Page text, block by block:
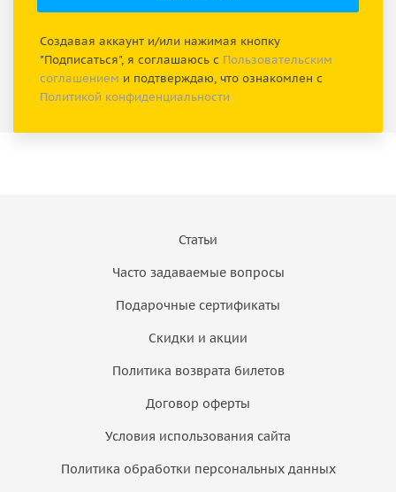
Создавая аккаунт и/или нажимая кнопку
"Подписаться", я соглашаюсь с Пользовательским
соглашением и подтверждаю, что ознакомлен с
Политикой конфиденциальности
Статьи
Часто задаваемые вопросы
Подарочные сертификаты
Скидки и акции
Политика возврата билетов
Договор оферты
Условия использования сайта
Политика обработки персональных данных